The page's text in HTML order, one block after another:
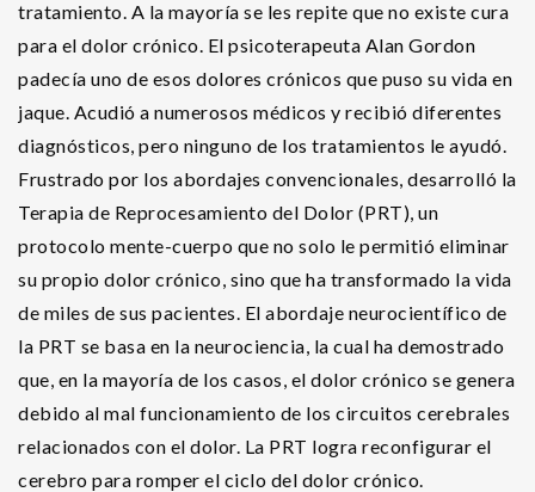
tratamiento. A la mayoría se les repite que no existe cura
para el dolor crónico. El psicoterapeuta Alan Gordon
padecía uno de esos dolores crónicos que puso su vida en
jaque. Acudió a numerosos médicos y recibió diferentes
diagnósticos, pero ninguno de los tratamientos le ayudó.
Frustrado por los abordajes convencionales, desarrolló la
Terapia de Reprocesamiento del Dolor (PRT), un
protocolo mente-cuerpo que no solo le permitió eliminar
su propio dolor crónico, sino que ha transformado la vida
de miles de sus pacientes. El abordaje neurocientífico de
la PRT se basa en la neurociencia, la cual ha demostrado
que, en la mayoría de los casos, el dolor crónico se genera
debido al mal funcionamiento de los circuitos cerebrales
relacionados con el dolor. La PRT logra reconfigurar el
cerebro para romper el ciclo del dolor crónico.